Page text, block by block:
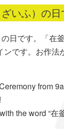
いふ）の日
日です。「在
です。お作
from
the word “